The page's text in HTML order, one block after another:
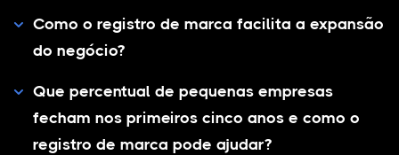
Como o registro de marca facilita a expansão
do negócio?
Que percentual de pequenas empresas
fecham nos primeiros cinco anos e como o
registro de marca pode ajudar?